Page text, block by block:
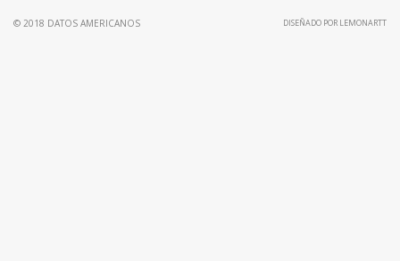
© 2018 DATOS AMERICANOS DISEÑADO POR LEMONARTT